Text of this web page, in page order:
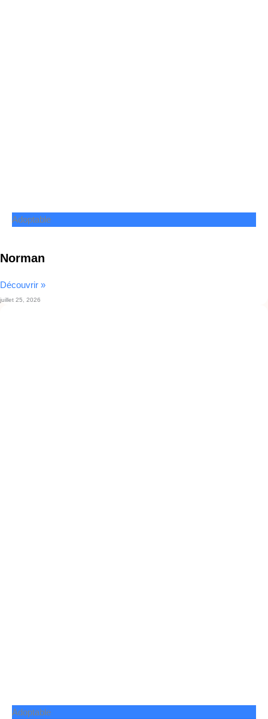
Adoptable
Norman
Découvrir »
juillet 25, 2026
Adoptable